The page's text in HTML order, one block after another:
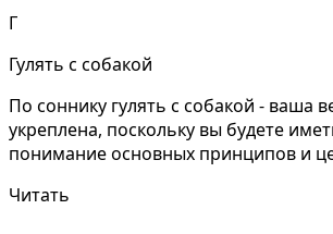
Г
Гулять с собакой
По соннику гулять с собакой - ваша
укреплена, поскольку вы будете
понимание основных принципов и
Читать